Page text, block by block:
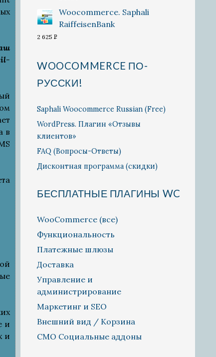
в
и
и
Woocommerce. Saphali
RaiffeisenBank
2 625 P
WOOCOMMERCE ПО-
РУССКИ!
Saphali Woocommerce Russian (Free)
WordPress. Плагин «Отзывы
клиентов»
FAQ (Вопросы-Ответы)
Дисконтная программа (скидки)
БЕСПЛАТНЫЕ ПЛАГИНЫ WC
WooCommerce (все)
Функциональность
Платежные шлюзы
Доставка
Управление и
администрирование
Маркетинг и SEO
Внешний вид / Корзина
СМО Социальные аддоны